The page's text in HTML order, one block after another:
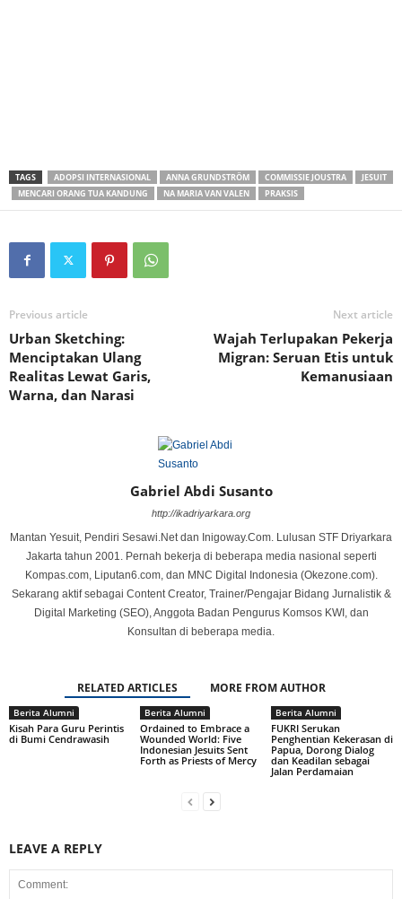
TAGS ADOPSI INTERNASIONAL ANNA GRUNDSTRÖM COMMISSIE JOUSTRA
JESUIT
MENCARI ORANG TUA KANDUNG
NA MARIA VAN VALEN PRAKSIS
Previous article
Urban Sketching:
Menciptakan Ulang
Realitas Lewat Garis,
Warna, dan Narasi
Next article
Wajah Terlupakan Pekerja
Migran: Seruan Etis untuk
Kemanusiaan
Gabriel Abdi Susanto
http://ikadriyarkara.org
Mantan Yesuit, Pendiri Sesawi.Net dan Inigoway.Com. Lulusan STF Driyarkara
Jakarta tahun 2001. Pernah bekerja di beberapa media nasional seperti
Kompas.com, Liputan6.com, dan MNC Digital Indonesia (Okezone.com).
Sekarang aktif sebagai Content Creator, Trainer/Pengajar Bidang Jurnalistik &
Digital Marketing (SEO), Anggota Badan Pengurus Komsos KWI, dan
Konsultan di beberapa media.
RELATED ARTICLES MORE FROM AUTHOR
Berita Alumni
Kisah Para Guru Perintis
di Bumi Cendrawasih
Berita Alumni
Ordained to Embrace a
Wounded World: Five
Indonesian Jesuits Sent
Forth as Priests of Mercy
Berita Alumni
FUKRI Serukan
Penghentian Kekerasan di
Papua, Dorong Dialog
dan Keadilan sebagai
Jalan Perdamaian
LEAVE A REPLY